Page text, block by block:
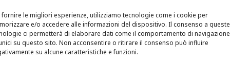
fornire le migliori esperienze, utilizziamo tecnologie come i cookie per
e/o accedere alle informazioni del dispositivo. Il consenso a queste
ci permetterà di elaborare dati come il comportamento di
su questo sito. Non acconsentire o ritirare il consenso può influire
su alcune caratteristiche e funzioni.
le
paradiso affascina i visitatori. Stiamo parlando
del Parco del Benessere “Giacomo Filippo
Novaro” di Costarainera nella Riviera dei Fiori.
Un tempo parco degli ex ospedali Novaro e...